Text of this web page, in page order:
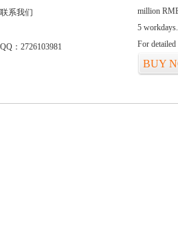
联系我们
QQ：2726103981
million
5 workdays.
For detailed
BUY